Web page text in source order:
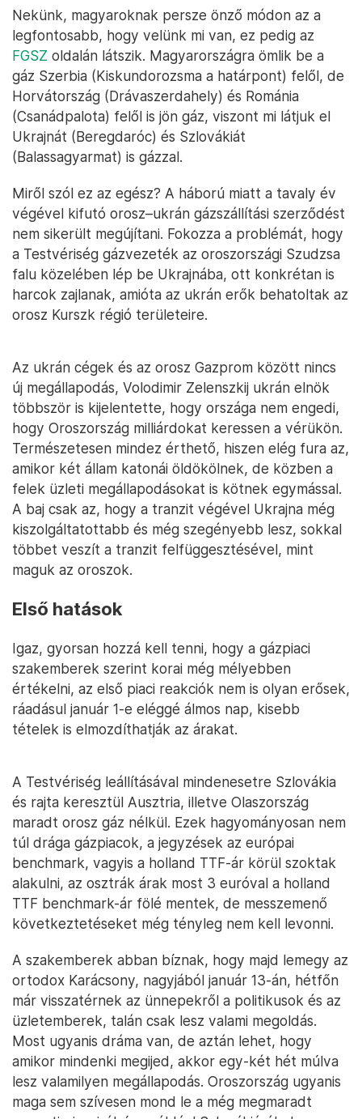
Nekünk, magyaroknak persze önző módon az a
legfontosabb, hogy velünk mi van, ez pedig az
FGSZ oldalán látszik. Magyarországra ömlik be a
gáz Szerbia (Kiskundorozsma a határpont) felől, de
Horvátország (Drávaszerdahely) és Románia
(Csanádpalota) felől is jön gáz, viszont mi látjuk el
Ukrajnát (Beregdaróc) és Szlovákiát
(Balassagyarmat) is gázzal.
Miről szól ez az egész? A háború miatt a tavaly év
végével kifutó orosz–ukrán gázszállítási szerződést
nem sikerült megújítani. Fokozza a problémát, hogy
a Testvériség gázvezeték az oroszországi Szudzsa
falu közelében lép be Ukrajnába, ott konkrétan is
harcok zajlanak, amióta az ukrán erők behatoltak az
orosz Kurszk régió területeire.
Az ukrán cégek és az orosz Gazprom között nincs
új megállapodás, Volodimir Zelenszkij ukrán elnök
többször is kijelentette, hogy országa nem engedi,
hogy Oroszország milliárdokat keressen a vérükön.
Természetesen mindez érthető, hiszen elég fura az,
amikor két állam katonái öldökölnek, de közben a
felek üzleti megállapodásokat is kötnek egymással.
A baj csak az, hogy a tranzit végével Ukrajna még
kiszolgáltatottabb és még szegényebb lesz, sokkal
többet veszít a tranzit felfüggesztésével, mint
maguk az oroszok.
Első hatások
Igaz, gyorsan hozzá kell tenni, hogy a gázpiaci
szakemberek szerint korai még mélyebben
értékelni, az első piaci reakciók nem is olyan erősek,
ráadásul január 1-e eléggé álmos nap, kisebb
tételek is elmozdíthatják az árakat.
A Testvériség leállításával mindenesetre Szlovákia
és rajta keresztül Ausztria, illetve Olaszország
maradt orosz gáz nélkül. Ezek hagyományosan nem
túl drága gázpiacok, a jegyzések az európai
benchmark, vagyis a holland TTF-ár körül szoktak
alakulni, az osztrák árak most 3 euróval a holland
TTF benchmark-ár fölé mentek, de messzemenő
következtetéseket még tényleg nem kell levonni.
A szakemberek abban bíznak, hogy majd lemegy az
ortodox Karácsony, nagyjából január 13-án, hétfőn
már visszatérnek az ünnepekről a politikusok és az
üzletemberek, talán csak lesz valami megoldás.
Most ugyanis dráma van, de aztán lehet, hogy
amikor mindenki megijed, akkor egy-két hét múlva
lesz valamilyen megállapodás. Oroszország ugyanis
maga sem szívesen mond le a még megmaradt